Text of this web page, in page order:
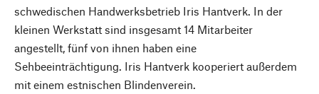
schwedischen Handwerksbetrieb Iris Hantverk. In der
kleinen Werkstatt sind insgesamt 14 Mitarbeiter
angestellt, fünf von ihnen haben eine
Sehbeeinträchtigung. Iris Hantverk kooperiert außerdem
mit einem estnischen Blindenverein.